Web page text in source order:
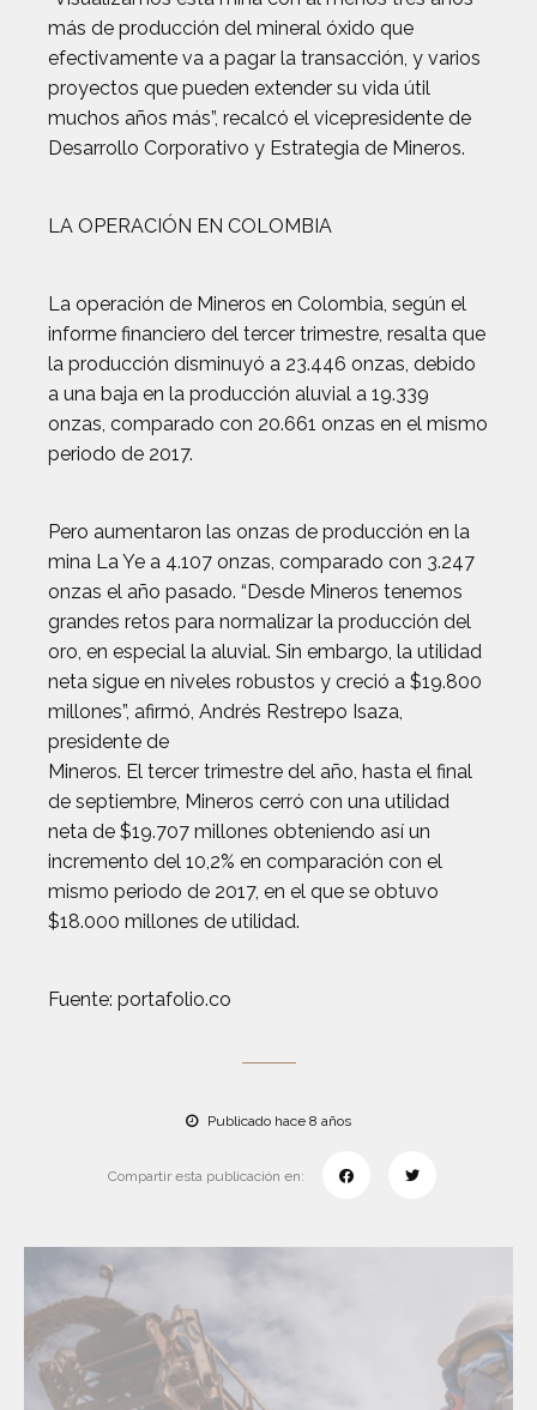
más de producción del mineral óxido que
efectivamente va a pagar la transacción, y varios
proyectos que pueden extender su vida útil
muchos años más”, recalcó el vicepresidente de
Desarrollo Corporativo y Estrategia de Mineros.
LA OPERACIÓN EN COLOMBIA
La operación de Mineros en Colombia, según el
informe financiero del tercer trimestre, resalta que
la producción disminuyó a 23.446 onzas, debido
a una baja en la producción aluvial a 19.339
onzas, comparado con 20.661 onzas en el mismo
periodo de 2017.
Pero aumentaron las onzas de producción en la
mina La Ye a 4.107 onzas, comparado con 3.247
onzas el año pasado. “Desde Mineros tenemos
grandes retos para normalizar la producción del
oro, en especial la aluvial. Sin embargo, la utilidad
neta sigue en niveles robustos y creció a $19.800
millones”, afirmó, Andrés Restrepo Isaza,
presidente de
Mineros. El tercer trimestre del año, hasta el final
de septiembre, Mineros cerró con una utilidad
neta de $19.707 millones obteniendo así un
incremento del 10,2% en comparación con el
mismo periodo de 2017, en el que se obtuvo
$18.000 millones de utilidad.
Fuente: portafolio.co
Publicado hace 8 años
Compartir esta publicación en: